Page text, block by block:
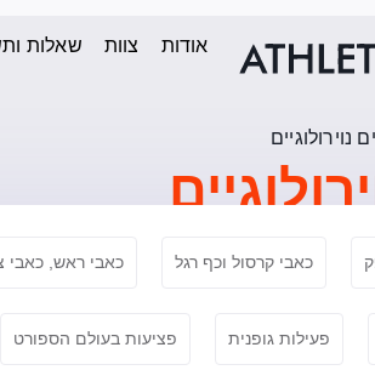
אודות צוות
שאלות
נוירולוגיים
כאבי קרסול וכף רגל כאבי ראש, כאבי
פעילות גופנית פציעות בעולם הספורט